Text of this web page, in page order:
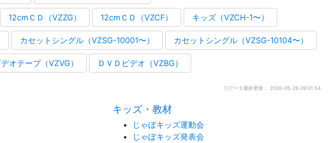
12cmＣＤ（VZZG） 12cmＣＤ（VZCF） キッズ（VZCH-1〜）
カセットシングル（VZSG-10001〜） カセットシングル（VZSG-10104〜）
オテープ（VZVG） ＤＶＤビデオ（VZBG）
◎データ最終更新： 2026-05-26 09:01:54
キッズ・教材
じゃぽキッズ運動会
じゃぽキッズ発表会